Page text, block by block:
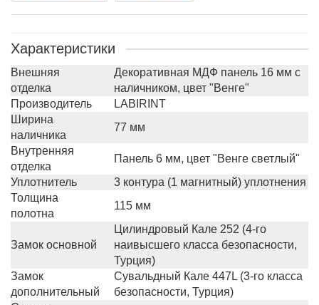
Характеристики
Внешняя
отделка
Декоративная МДФ панель 16 мм с
наличником, цвет "Венге"
Производитель
LABIRINT
Ширина
наличника
77 мм
Внутренняя
отделка
Панель 6 мм, цвет "Венге светлый"
Уплотнитель
3 контура (1 магнитный) уплотнения
Толщина
полотна
115 мм
Замок основной
Цилиндровый Кале 252 (4-го
наивысшего класса безопасности,
Турция)
Замок
дополнительный
Сувальдный Кале 447L (3-го класса
безопасности, Турция)